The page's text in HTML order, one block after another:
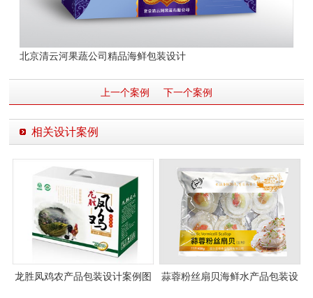
北京清云河果蔬公司精品海鲜包装设计
上一个案例 下一个案例
相关设计案例
龙胜凤鸡农产品包装设计案例图
蒜蓉粉丝扇贝海鲜水产品包装设